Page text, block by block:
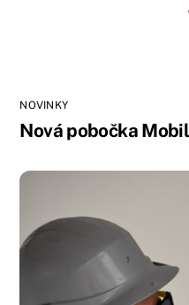
NOVINKY
Nová pobočka